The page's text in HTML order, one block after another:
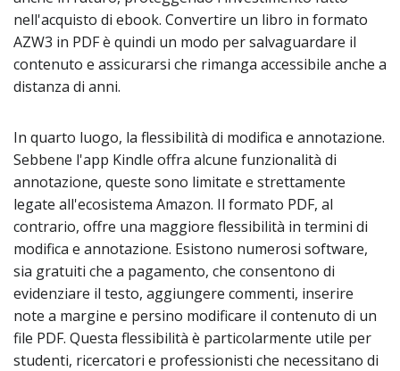
nell'acquisto di ebook. Convertire un libro in formato
AZW3 in PDF è quindi un modo per salvaguardare il
contenuto e assicurarsi che rimanga accessibile anche a
distanza di anni.
In quarto luogo, la flessibilità di modifica e annotazione.
Sebbene l'app Kindle offra alcune funzionalità di
annotazione, queste sono limitate e strettamente
legate all'ecosistema Amazon. Il formato PDF, al
contrario, offre una maggiore flessibilità in termini di
modifica e annotazione. Esistono numerosi software,
sia gratuiti che a pagamento, che consentono di
evidenziare il testo, aggiungere commenti, inserire
note a margine e persino modificare il contenuto di un
file PDF. Questa flessibilità è particolarmente utile per
studenti, ricercatori e professionisti che necessitano di